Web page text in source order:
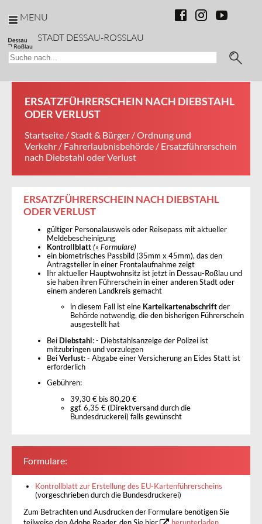
MENU
STADT DESSAU-ROSSLAU
ERSATZFÜHRERSCHEIN NACH DIEBSTAHL
ODER VERLUST
Startseite /Stadt & Bürger /Ordnung und
Verkehr / Fahrerlaubnisbehörde / Ersatzführerschein
nach Diebstahl oder Verlust
ERSATZFÜHRERSCHEIN NACH DIEBSTAHL
ODER VERLUST
gültiger Personalausweis oder Reisepass mit aktueller
Meldebescheinigung
Kontrollblatt (» Formulare)
ein biometrisches Passbild (35mm x 45mm), das den
Antragsteller in einer Frontalaufnahme zeigt
Ihr aktueller Hauptwohnsitz ist jetzt in Dessau-Roßlau und
sie haben ihren Führerschein in einer anderen Stadt oder
einem anderen Landkreis gemacht
in diesem Fall ist eine Karteikartenabschrift der
Behörde notwendig, die den bisherigen Führerschein
ausgestellt hat
Bei Diebstahl : - Diebstahlsanzeige der Polizei ist
mitzubringen und vorzulegen
Bei Verlust: - Abgabe einer Versicherung an Eides Statt ist
erforderlich
Gebühren:
39,30 € bis 80,20 €
ggf. 6,35 € (Direktversand durch die
Bundesdruckerei) falls gewünscht
Formulare:
Kontrollblatt zur Erstellung des EU-Kartenführerscheins
(vorgeschrieben durch die Bundesdruckerei)
Zum Betrachten und Ausdrucken der Formulare benötigen Sie